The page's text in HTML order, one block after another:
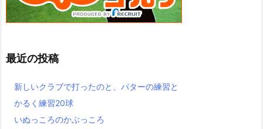
最近の投稿
新しいクラブで打ったのと、パターの練習と
かるく練習20球
いぬっころのかぶっころ